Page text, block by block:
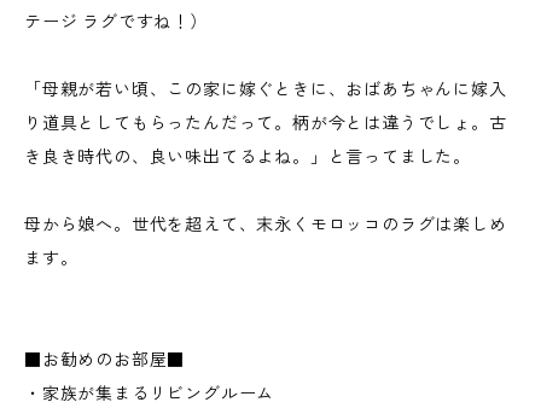
テージ ラグですね！）
「母親が若い頃、この家に嫁ぐときに、おばあちゃんに嫁入
り道具としてもらったんだって。柄が今とは違うでしょ。古
き良き時代の、良い味出てるよね。」と言ってました。
母から娘へ。世代を超えて、末永くモロッコのラグは楽しめ
ます。
■お勧めのお部屋■
・家族が集まるリビングルーム